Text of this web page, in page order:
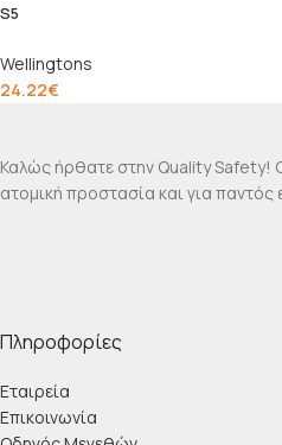
S5
Wellingtons
24.22€
Καλώς ήρθατε στην Quality Safety!
ατομική προστασία και για παντός
Πληροφορίες
Εταιρεία
Επικοινωνία